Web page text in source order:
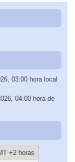
03:00 hora local
04:00 hora de
+2 horas